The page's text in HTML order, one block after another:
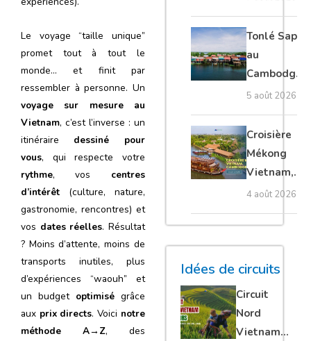
Le voyage “taille unique”
promet tout à tout le
monde… et finit par
ressembler à personne. Un
voyage sur mesure au
Vietnam, c’est l’inverse : un
itinéraire dessiné pour
vous, qui respecte votre
rythme, vos centres
d’intérêt (culture, nature,
gastronomie, rencontres) et
vos dates réelles. Résultat
? Moins d’attente, moins de
transports inutiles, plus
d’expériences “waouh” et
un budget optimiségrâce
aux prix directs. Voici notre
méthode A→Z, des
voyage
authentique
Tonlé Sap
au
Cambodge :
villages
flottants,
meilleure
saison et
conseils
pour bien le
5 août 2026
Croisière
Mékong
Vietnam,
Cambodge
et Laos :
guide
complet
4 août 2026
Idées de circuits
Circuit
Nord
Vietnam